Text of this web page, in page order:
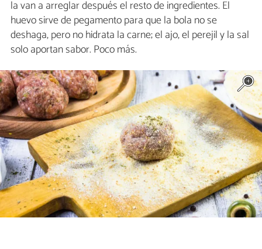
la van a arreglar después el resto de ingredientes. El
huevo sirve de pegamento para que la bola no se
deshaga, pero no hidrata la carne; el ajo, el perejil y la sal
solo aportan sabor. Poco más.